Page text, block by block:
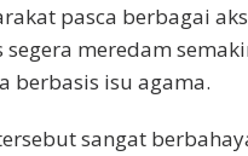
pasca berbagai
segera meredam
berbasis isu agama.
sangat